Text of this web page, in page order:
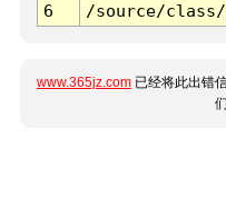
6
/source/
www.365jz.com 已经将此出错